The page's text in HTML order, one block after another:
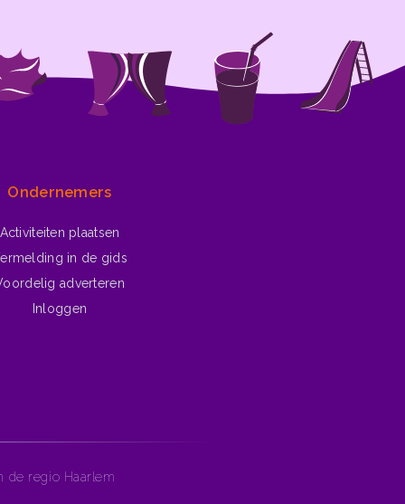
Ondernemers
Activiteiten plaatsen
in de gids
adverteren
Inloggen
de regio Haarlem